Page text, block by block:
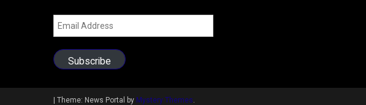
Email
Address
Subscribe
| Theme: News Portal by Mystery Themes